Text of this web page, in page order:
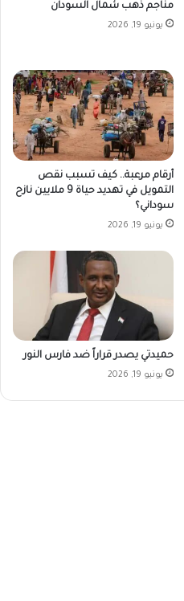
مناجم ذهب شمال السودان
يونيو 19, 2026
أرقام مرعبة.. كيف تسبب نقص
التمويل في تهديد حياة 9 ملايين نازح
سوداني؟
يونيو 19, 2026
حميدتي يصدر قراراً ضد فارس النور
يونيو 19, 2026